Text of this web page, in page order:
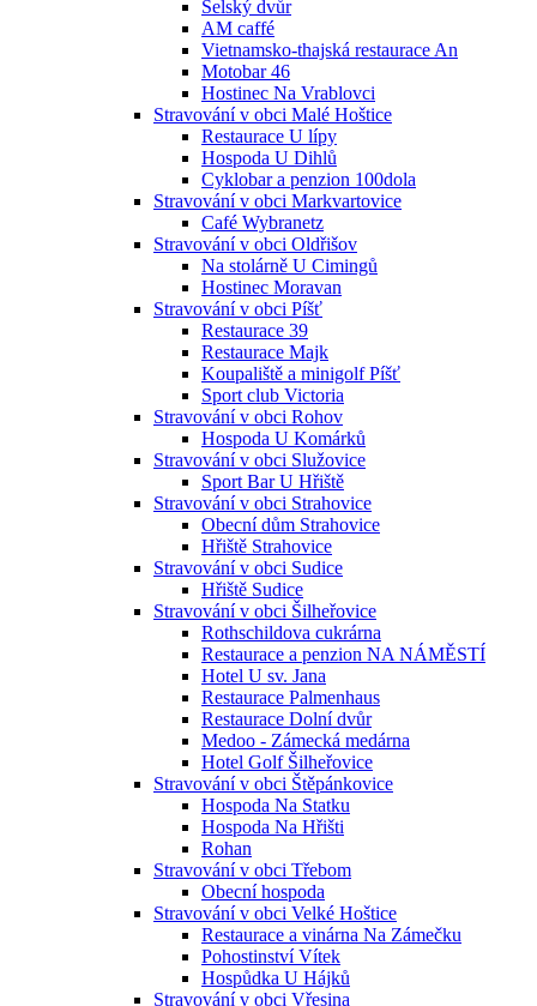
Selský dvůr
AM caffé
Vietnamsko-thajská restaurace An
Motobar 46
Hostinec Na Vrablovci
Stravování v obci Malé Hoštice
Restaurace U lípy
Hospoda U Dihlů
Cyklobar a penzion 100dola
Stravování v obci Markvartovice
Café Wybranetz
Stravování v obci Oldřišov
Na stolárně U Cimingů
Hostinec Moravan
Stravování v obci Píšť
Restaurace 39
Restaurace Majk
Koupaliště a minigolf Píšť
Sport club Victoria
Stravování v obci Rohov
Hospoda U Komárků
Stravování v obci Služovice
Sport Bar U Hřiště
Stravování v obci Strahovice
Obecní dům Strahovice
Hřiště Strahovice
Stravování v obci Sudice
Hřiště Sudice
Stravování v obci Šilheřovice
Rothschildova cukrárna
Restaurace a penzion NA NÁMĚSTÍ
Hotel U sv. Jana
Restaurace Palmenhaus
Restaurace Dolní dvůr
Medoo - Zámecká medárna
Hotel Golf Šilheřovice
Stravování v obci Štěpánkovice
Hospoda Na Statku
Hospoda Na Hřišti
Rohan
Stravování v obci Třebom
Obecní hospoda
Stravování v obci Velké Hoštice
Restaurace a vinárna Na Zámečku
Pohostinství Vítek
Hospůdka U Hájků
Stravování v obci Vřesina